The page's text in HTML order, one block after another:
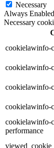
Necessary
Always Enabled
Necessary
cookielawinfo-
cookielawinfo-
cookielawinfo-
cookielawinfo-
cookielawinfo-
performance